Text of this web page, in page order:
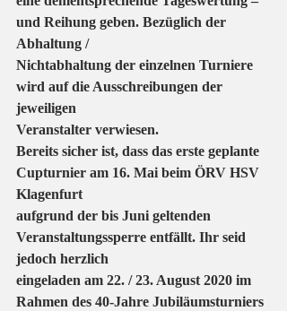
und Reihung geben. Bezüglich der
Abhaltung /
Nichtabhaltung der einzelnen Turniere
wird auf die Ausschreibungen der
jeweiligen
Veranstalter verwiesen.
Bereits sicher ist, dass das erste geplante
Cupturnier am 16. Mai beim ÖRV HSV
Klagenfurt
aufgrund der bis Juni geltenden
Veranstaltungssperre entfällt. Ihr seid
jedoch herzlich
eingeladen am 22. / 23. August 2020 im
Rahmen des 40-Jahre Jubiläumsturniers